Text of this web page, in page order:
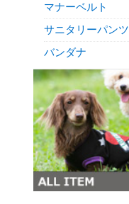
マナーベルト
サニタリーパンツ
バンダナ